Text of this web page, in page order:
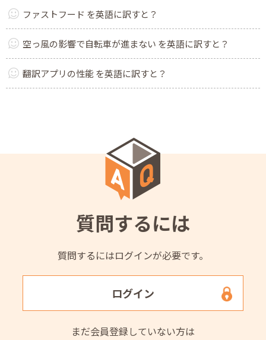
ファストフード を英語に訳すと？
空っ風の影響で自転車が進まない を英語に訳すと？
翻訳アプリの性能 を英語に訳すと？
質問するには
質問するにはログインが必要です。
ログイン
まだ会員登録していない方は